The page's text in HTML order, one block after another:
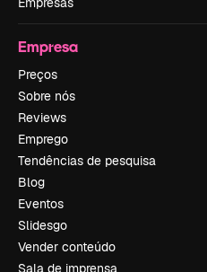
Empresa
Preços
Sobre nós
Reviews
Emprego
Tendências de pesquisa
Blog
Eventos
Slidesgo
Vender conteúdo
Sala de imprensa